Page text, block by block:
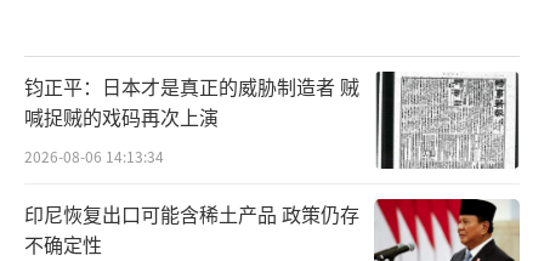
钧正平：日本才是真正的威胁制造者 贼
喊捉贼的戏码再次上演
2026-08-06 14:13:34
印尼恢复出口可能含稀土产品 政策仍存
不确定性